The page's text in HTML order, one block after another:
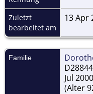
Zuletzt
bearbeitet am
13 Apr
Familie
Jul
(Alter